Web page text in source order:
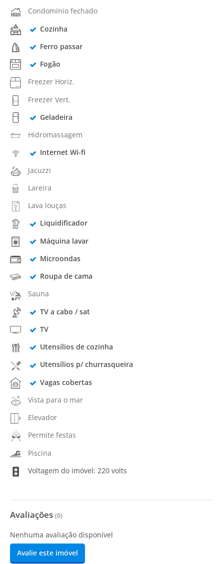
Condomínio fechado
Cozinha
Ferro passar
Fogão
Freezer Horiz.
Freezer Vert.
Geladeira
Hidromassagem
Internet Wi-fi
Jacuzzi
Lareira
Lava louças
Liquidificador
Máquina lavar
Microondas
Roupa de cama
Sauna
TV a cabo / sat
TV
Utensílios de cozinha
Utensílios p/ churrasqueira
Vagas cobertas
Vista para o mar
Elevador
Permite festas
Piscina
Voltagem do imóvel: 220 volts
Avaliações (0)
Nenhuma avaliação disponível
Avalie este imóvel